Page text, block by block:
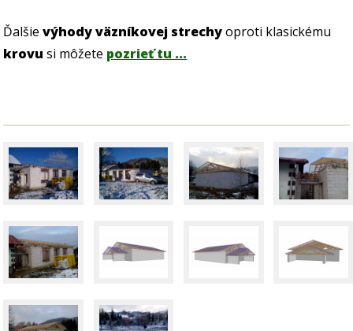
Ďalšievýhody väzníkovej strechyoproti klasickému
krovu si môžete pozrieť tu ...